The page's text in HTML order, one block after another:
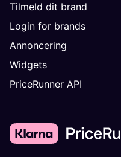
Tilmeld dit brand
Login for brands
Annoncering
Widgets
PriceRunner API